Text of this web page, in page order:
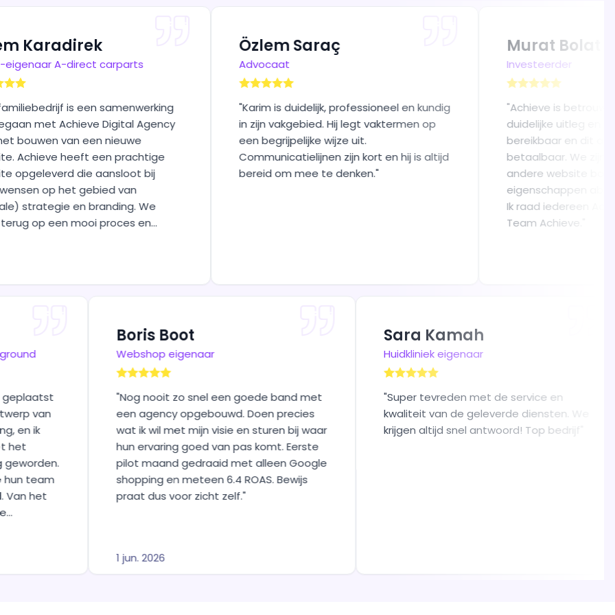
direct carparts
is een samenwerking
Digital Agency
een nieuwe
heeft een prachtige
die aansloot bij
gebied van
en branding. We
mooi proces en
wij je nogmaals
Özlem Saraç
Karim is duidelijk, professioneel en kundig
in zijn vakgebied. Hij legt vaktermen op
een begrijpelijke wijze uit.
Communicatielijnen zijn kort en hij is altijd
bereid om mee te denken."
Murat Bolat
Investeerder
"Achieve is betrouwbaar, eerlijk,
duidelijke uitleg en is altijd ala
bereikbaar en dit allemaal ook
betaalbaar. We zijn overgestapt
andere website bouwer die deze
eigenschappen absoluut niet in
Ik raad iedereen Achieve aan.
Team Achieve."
Playground
geplaatst
het ontwerp van
en ik
met het
prachtig geworden.
is hoe hun team
begeleid. Van het
Boris Boot
Webshop eigenaar
"Nog nooit zo snel een goede band met
een agency opgebouwd. Doen precies
wat ik wil met mijn visie en sturen bij waar
hun ervaring goed van pas komt. Eerste
pilot maand gedraaid met alleen Google
shopping en meteen 6.4 ROAS. Bewijs
praat dus voor zicht zelf.
Sara Kamah
Huidkliniek eigenaar
"Super tevreden met de service
kwaliteit van de geleverde
krijgen altijd snel antwoord! Top